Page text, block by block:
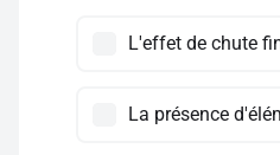
L'effet de chute
La présence